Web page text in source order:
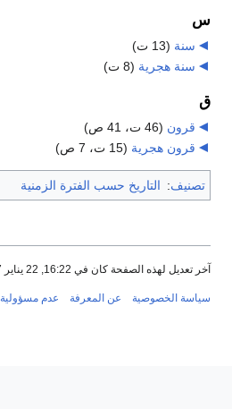
س
سنة (13 ت)
سنة هجرية (8 ت)
ق
قرون (46 ت، 41 ص)
قرون هجرية (15 ت، 7 ص)
تصنيف: التاريخ حسب الفترة الزمنية
آخر تعديل لهذه الصفحة كان في 16:22, 22 يناير 2007.
سياسة الخصوصية عن المعرفة عدم مسؤولية